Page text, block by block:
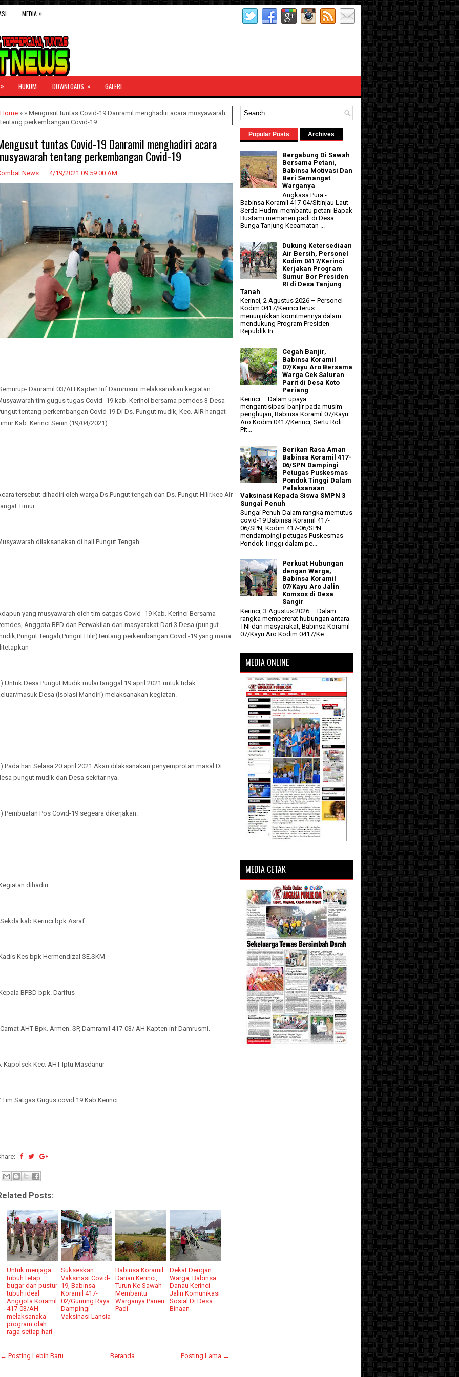
MEDIA »
» HUKUM DOWNLOADS » GALERI
Home » » Mengusut tuntas Covid-19 Danramil menghadiri acara musyawarah
tentang perkembangan Covid-19
tuntas Covid-19 Danramil menghadiri acara
tentang perkembangan Covid-19
News 4/19/2021 09:59:00 AM
Danramil 03/AH Kapten Inf Damrusmi melaksanakan kegiatan
tim gugus tugas Covid -19 kab. Kerinci bersama pemdes 3 Desa
tentang perkembangan Covid 19 Di Ds. Pungut mudik, Kec. AIR hangat
Kab. Kerinci.Senin (19/04/2021)
tersebut dihadiri oleh warga Ds.Pungut tengah dan Ds. Pungut Hilir.kec Air
Timur.
dilaksanakan di hall Pungut Tengah
yang musyawarah oleh tim satgas Covid -19 Kab. Kerinci Bersama
Anggota BPD dan Perwakilan dari masyarakat Dari 3 Desa.(pungut
Tengah,Pungut Hilir)Tentang perkembangan Covid -19 yang mana
Untuk Desa Pungut Mudik mulai tanggal 19 april 2021 untuk tidak
masuk Desa (Isolasi Mandiri) melaksanakan kegiatan.
Pada hari Selasa 20 april 2021 Akan dilaksanakan penyemprotan masal Di
pungut mudik dan Desa sekitar nya.
Pembuatan Pos Covid-19 segeara dikerjakan.
dihadiri
kab Kerinci bpk Asraf
Kes bpk Hermendizal SE.SKM
BPBD bpk. Darifus
AHT Bpk. Armen. SP, Damramil 417-03/ AH Kapten inf Damrusmi.
Kapolsek Kec. AHT Iptu Masdanur
Satgas Gugus covid 19 Kab Kerinci.
Posts:
Untuk menjaga
tubuh tetap
bugar dan pustur
tubuh ideal
Anggota Koramil
417-03/AH
melaksanaka
program olah
raga setiap hari
Sukseskan
Vaksinasi Covid-
19, Babinsa
Koramil 417-
02/Gunung Raya
Dampingi
Vaksinasi Lansia
Babinsa Koramil
Danau Kerinci,
Turun Ke Sawah
Membantu
Warganya Panen
Padi
Dekat Dengan
Warga, Babinsa
Danau Kerinci
Jalin Komunikasi
Sosial Di Desa
Binaan
← Posting Lebih Baru Posting Lama →
Beranda
Popular Posts Archives
Bergabung Di Sawah
Bersama Petani,
Babinsa Motivasi Dan
Beri Semangat
Warganya
Angkasa Pura -
Babinsa Koramil 417-04/Sitinjau Laut
Serda Hudmi membantu petani Bapak
Bustami memanen padi di Desa
Bunga Tanjung Kecamatan ...
Dukung Ketersediaan
Air Bersih, Personel
Kodim 0417/Kerinci
Kerjakan Program
Sumur Bor Presiden
RI di Desa Tanjung
Tanah
Kerinci, 2 Agustus 2026 – Personel
Kodim 0417/Kerinci terus
menunjukkan komitmennya dalam
mendukung Program Presiden
Republik In...
Cegah Banjir,
Babinsa Koramil
07/Kayu Aro Bersama
Warga Cek Saluran
Parit di Desa Koto
Periang
Kerinci – Dalam upaya
mengantisipasi banjir pada musim
penghujan, Babinsa Koramil 07/Kayu
Aro Kodim 0417/Kerinci, Sertu Roli
Pit...
Berikan Rasa Aman
Babinsa Koramil 417-
06/SPN Dampingi
Petugas Puskesmas
Pondok Tinggi Dalam
Pelaksanaan
Vaksinasi Kepada Siswa SMPN 3
Sungai Penuh
Sungai Penuh-Dalam rangka memutus
covid-19 Babinsa Koramil 417-
06/SPN, Kodim 417-06/SPN
mendampingi petugas Puskesmas
Pondok Tinggi dalam pe...
Perkuat Hubungan
dengan Warga,
Babinsa Koramil
07/Kayu Aro Jalin
Komsos di Desa
Sangir
Kerinci, 3 Agustus 2026 – Dalam
rangka mempererat hubungan antara
TNI dan masyarakat, Babinsa Koramil
07/Kayu Aro Kodim 0417/Ke...
MEDIA ONLINE
MEDIA CETAK